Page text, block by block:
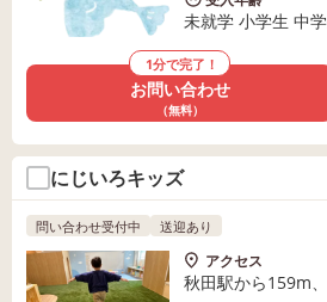
未就学 小学生 中
1分で完了！
お問い合わせ
（無料）
にじいろキッズ
問い合わせ受付中 送迎あり
アクセス
秋田駅から159m